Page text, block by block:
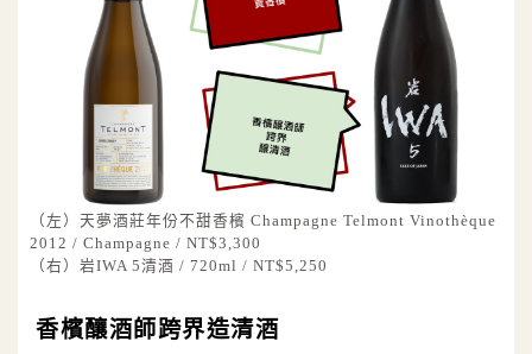
（左）天夢酒莊年份不甜香檳 Champagne Telmont Vinothèque
2012 / Champagne / NT$3,300
（右）岩IWA 5清酒 / 720ml / NT$5,250
香檳釀酒師跨界造清酒